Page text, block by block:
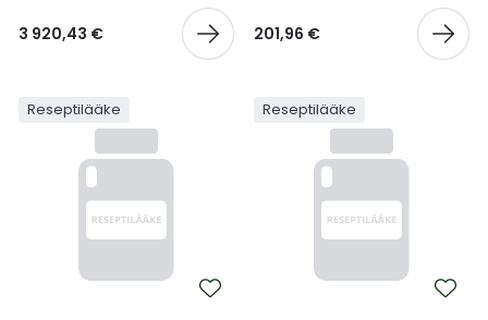
3 920,43 € 201,96 €
Reseptilääke Reseptilääke